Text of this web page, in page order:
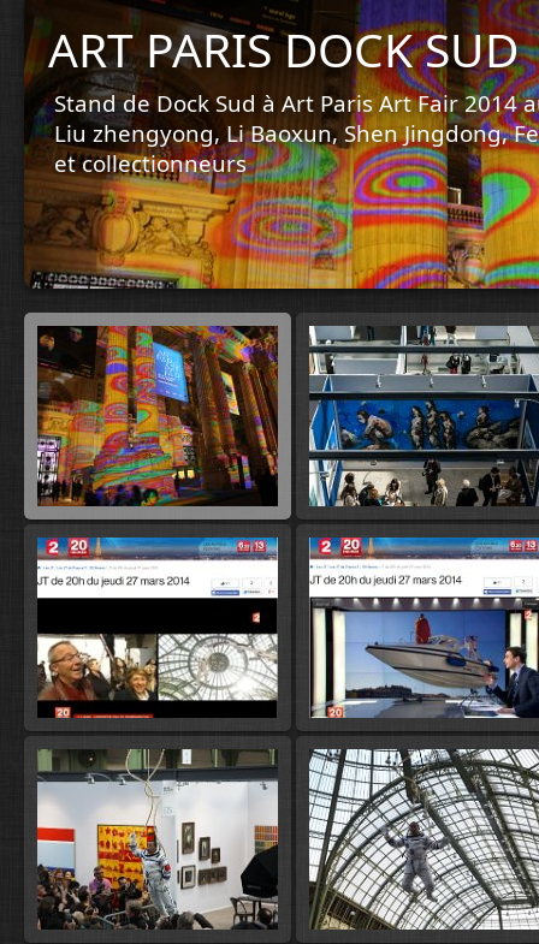
ART PARIS DOCK SUD
Stand de Dock Sud à Art Paris Art Fair 2014
Liu zhengyong, Li Baoxun, Shen Jingdong,
et collectionneurs